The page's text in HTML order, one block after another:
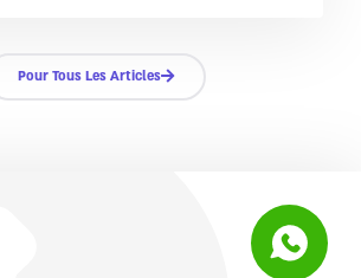
Pour Tous Les Articles